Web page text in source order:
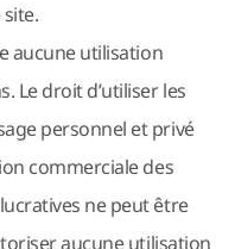
aucune utilisation
Le droit d’utiliser les
personnel et privé
commerciale des
ne peut être
aucune utilisation